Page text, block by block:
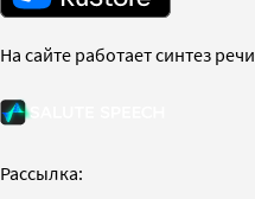
На сайте работает синтез речи
Рассылка: